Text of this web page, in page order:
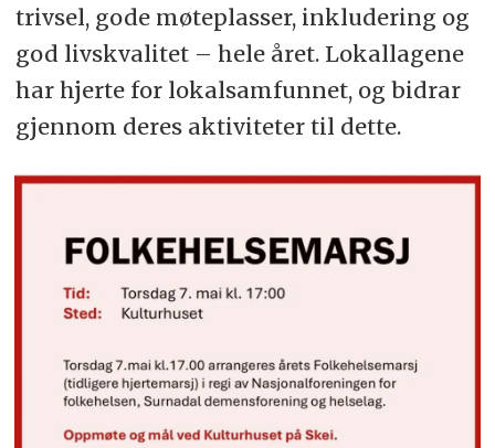
trivsel, gode møteplasser, inkludering og
god livskvalitet – hele året. Lokallagene
har hjerte for lokalsamfunnet, og bidrar
gjennom deres aktiviteter til dette.